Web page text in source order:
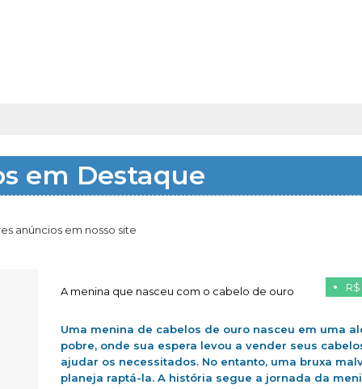
em Destaque
anúncios em nosso site
A menina que nasceu com o cabelo de ouro
Uma menina de cabelos de ouro nasceu em uma
pobre, onde sua espera levou a vender seus
ajudar os necessitados. No entanto, uma bruxa
planeja raptá-la. A história segue a jornada da